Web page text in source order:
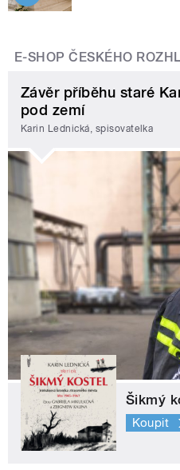
E-SHOP ČESKÉHO
Závěr příběhu staré
pod zemí
Karin Lednická, spisovatelka
Šikmý
Koupit